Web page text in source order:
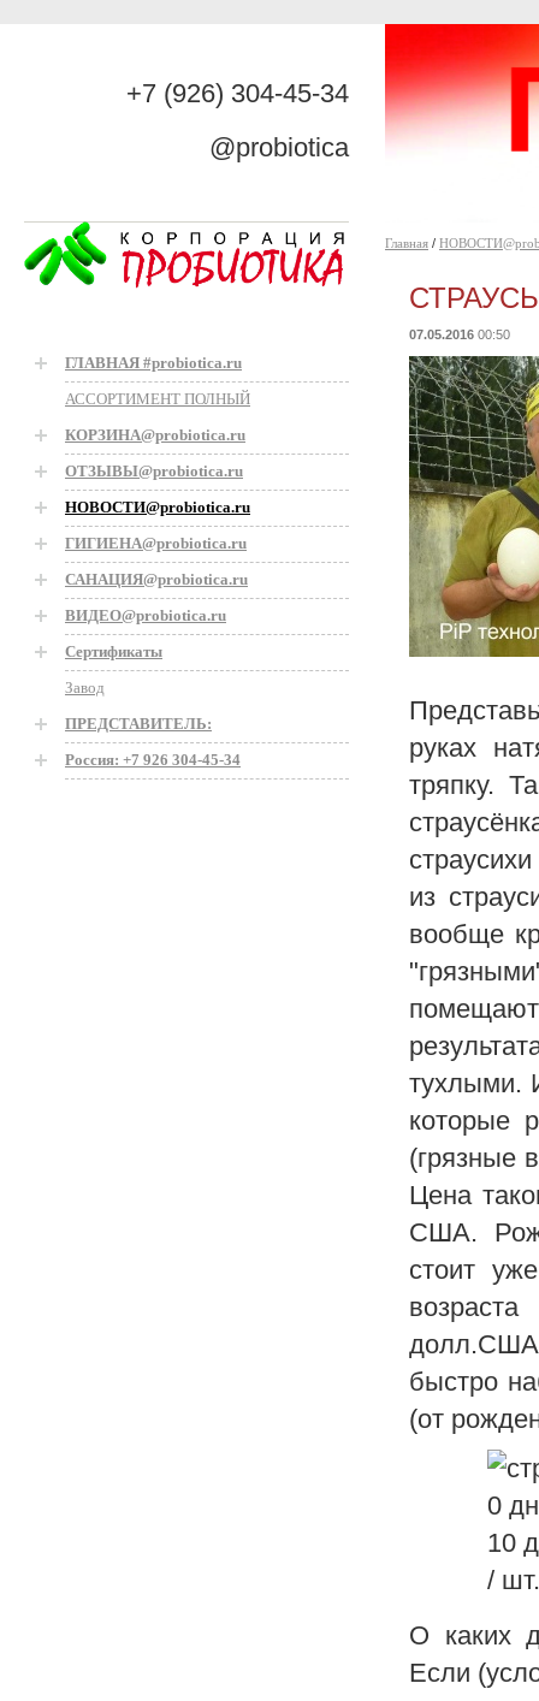
+7 (926) 304-45-34
@probiotica
ГЛАВНАЯ #probiotica.ru
АССОРТИМЕНТ ПОЛНЫЙ
КОРЗИНА@probiotica.ru
ОТЗЫВЫ@probiotica.ru
НОВОСТИ@probiotica.ru
ГИГИЕНА@probiotica.ru
САНАЦИЯ@probiotica.ru
ВИДЕО@probiotica.ru
Сертификаты
Завод
ПРЕДСТАВИТЕЛЬ:
Россия: +7 926 304-45-34
Главная /
07.05.2016 00:50
руках
тряпку.
из
вообще
тухлыми.
которые
(грязные
Цена
США.
стоит
долл.США.
быстро
(от
0
10
/ шт.
О каких
Если